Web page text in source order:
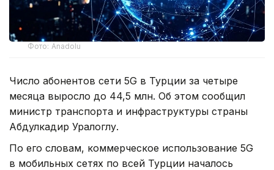
Фото: Anadolu
Число абонентов сети 5G в Турции за четыре
месяца выросло до 44,5 млн. Об этом сообщил
министр транспорта и инфраструктуры страны
Абдулкадир Уралоглу.
По его словам, коммерческое использование 5G
в мобильных сетях по всей Турции началось